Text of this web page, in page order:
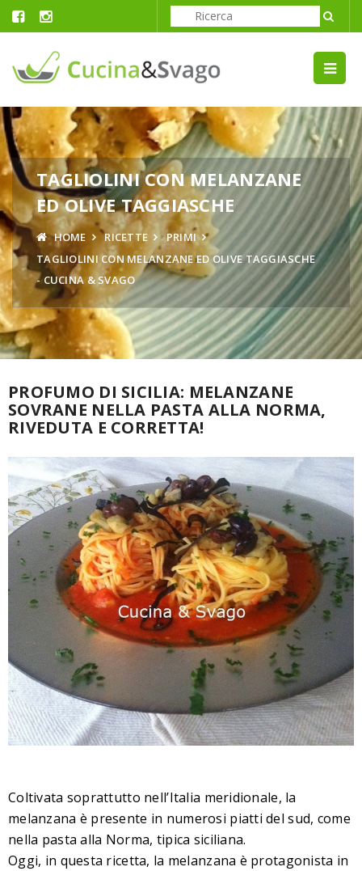
TAGLIOLINI CON MELANZANE
ED OLIVE TAGGIASCHE
HOME RICETTE
PRIMI
TAGLIOLINI CON MELANZANE ED OLIVE TAGGIASCHE
- CUCINA & SVAGO
PROFUMO DI SICILIA: MELANZANE
SOVRANE NELLA PASTA ALLA NORMA,
RIVEDUTA E CORRETTA!
Coltivata soprattutto nell’Italia meridionale, la
melanzana è presente in numerosi piatti del sud, come
nella pasta alla Norma, tipica siciliana.
Oggi, in questa ricetta, la melanzana è protagonista in